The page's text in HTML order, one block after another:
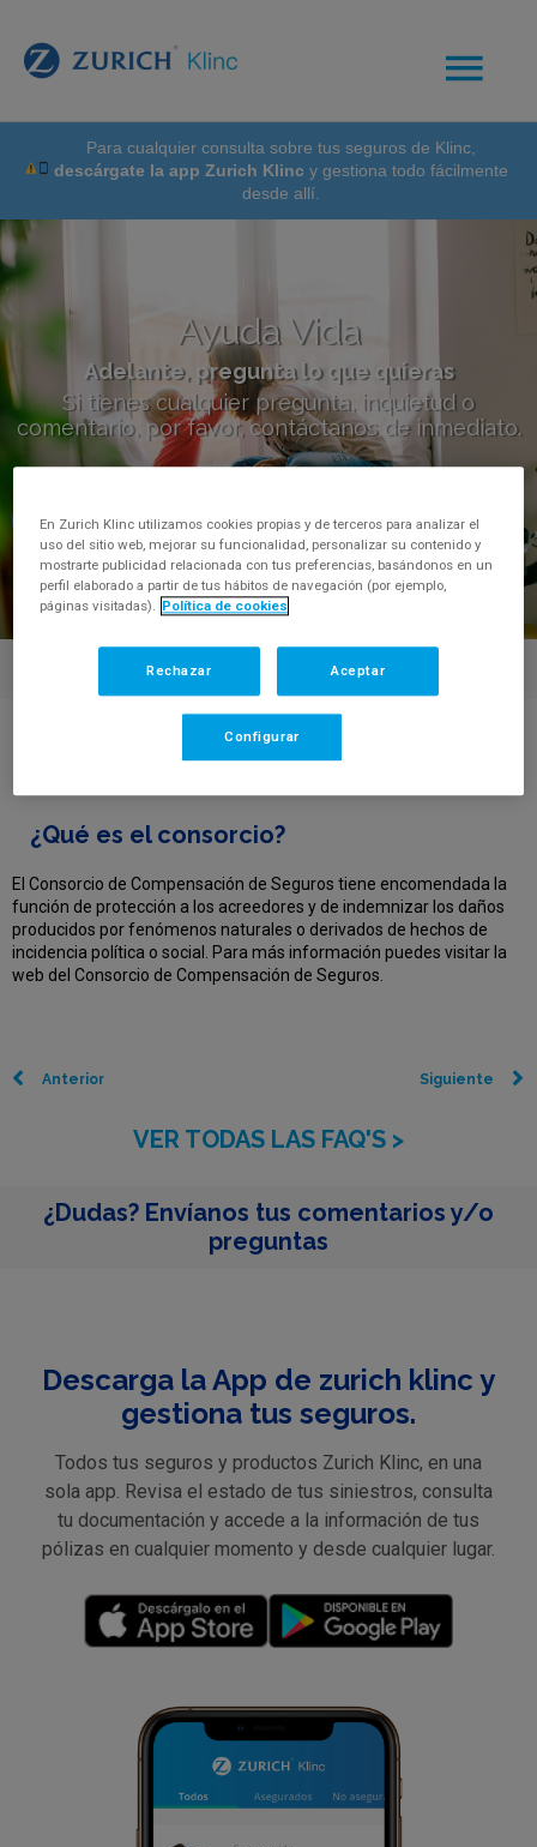
Para cualquier consulta sobre tus seguros de Klinc,
descárgate la app Zurich Klinc y gestiona todo fácilmente
desde allí.
Ayuda Vida
Adelante, pregunta lo que quieras
Si tienes cualquier pregunta, inquietud o
comentario, por favor, contáctanos de inmediato.
¿Qué es el consorcio?
¿Qué es el consorcio?
El Consorcio de Compensación de Seguros tiene encomendada la
función de protección a los acreedores y de indemnizar los daños
producidos por fenómenos naturales o derivados de hechos de
incidencia política o social. Para más información puedes visitar la
web del Consorcio de Compensación de Seguros.
Anterior Siguiente
VER TODAS LAS FAQ'S >
¿Dudas? Envíanos tus comentarios y/o
preguntas
Descarga la App de zurich klinc y
gestiona tus seguros.
Todos tus seguros y productos Zurich Klinc, en una
sola app. Revisa el estado de tus siniestros, consulta
tu documentación y accede a la información de tus
pólizas en cualquier momento y desde cualquier lugar.
En Zurich Klinc utilizamos cookies propias y de terceros para analizar el
uso del sitio web, mejorar su funcionalidad, personalizar su contenido y
mostrarte publicidad relacionada con tus preferencias, basándonos en un
perfil elaborado a partir de tus hábitos de navegación (por ejemplo,
páginas visitadas). Política de cookies
Rechazar Aceptar
Configurar